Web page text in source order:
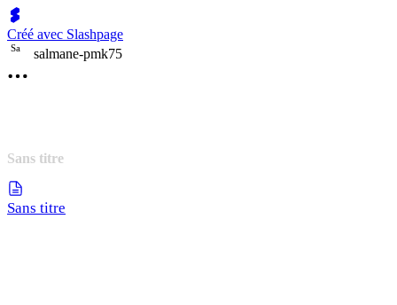
Créé avec Slashpage
Sa salmane-pmk75
Sans titre
Sans titre